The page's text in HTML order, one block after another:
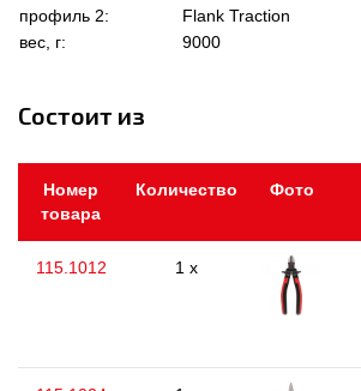
профиль 2:
Flank Traction
вес, г:
9000
Состоит из
Номер
товара
Количество Фото
115.1012 1 x